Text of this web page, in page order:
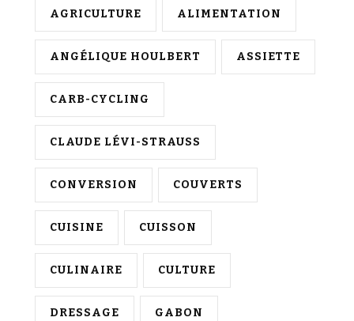
AGRICULTURE ALIMENTATION
ANGÉLIQUE HOULBERT ASSIETTE
CARB-CYCLING
CLAUDE LÉVI-STRAUSS
CONVERSION COUVERTS
CUISINE CUISSON
CULINAIRE CULTURE
DRESSAGE GABON